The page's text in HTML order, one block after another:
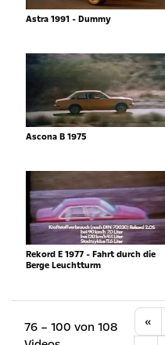
Astra 1991 - Dummy
Ascona B 1975
Rekord E 1977 - Fahrt durch die
Berge Leuchtturm
76 – 100 von 108
«